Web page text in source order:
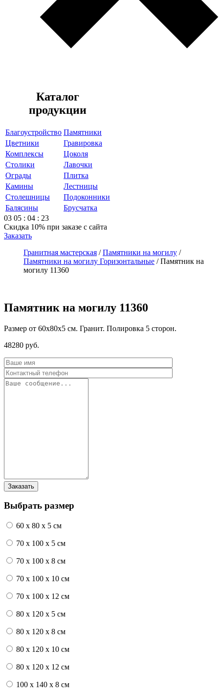
Каталог
продукции
Благоустройство Памятники
Цветники
Гравировка
Комплексы
Цоколя
Столики
Лавочки
Ограды
Плитка
Камины
Лестницы
Столешницы
Подоконники
Балясины
Брусчатка
03 05 : 04 : 23
Скидка 10% при заказе с сайта
Заказать
Гранитная мастерская /Памятники на могилу /
Памятники на могилу Горизонтальные /Памятник на
могилу 11360
Памятник на могилу 11360
Размер от 60х80х5 см. Гранит. Полировка 5 сторон.
48280 руб.
Выбрать размер
60 x 80 x 5 см
70 x 100 x 5 см
70 x 100 x 8 см
70 x 100 x 10 см
70 x 100 x 12 см
80 x 120 x 5 см
80 x 120 x 8 см
80 x 120 x 10 см
80 x 120 x 12 см
100 x 140 x 8 см